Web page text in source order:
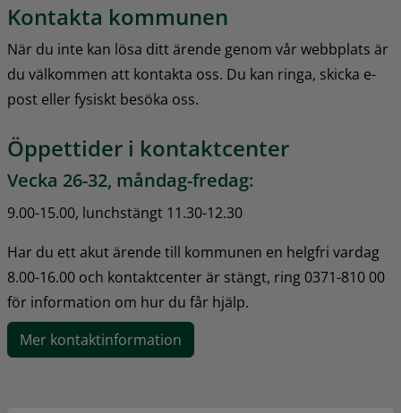
Kontakta kommunen
När du inte kan lösa ditt ärende genom vår webbplats är
du välkommen att kontakta oss. Du kan ringa, skicka e-
post eller fysiskt besöka oss.
Öppettider i kontaktcenter
Vecka 26-32, måndag-fredag:
9.00-15.00, lunchstängt 11.30-12.30
Har du ett akut ärende till kommunen en helgfri vardag
8.00-16.00 och kontaktcenter är stängt, ring 0371-810 00
för information om hur du får hjälp.
Mer kontaktinformation